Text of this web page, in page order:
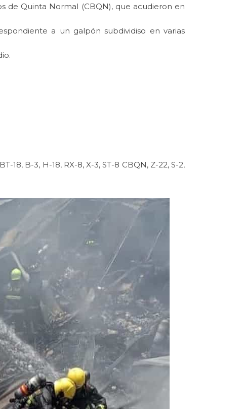
de Quinta Normal (CBQN), que acudieron en
a un galpón subdividiso en varias
18, B-3, H-18, RX-8, X-3, ST-8 CBQN, Z-22, S-2,